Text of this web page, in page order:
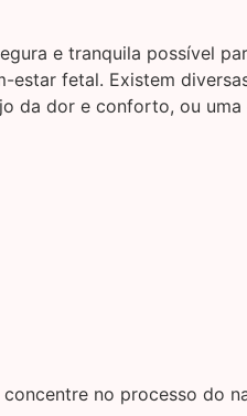
e tranquila possível
fetal. Existem
da dor e conforto, ou uma
no processo do